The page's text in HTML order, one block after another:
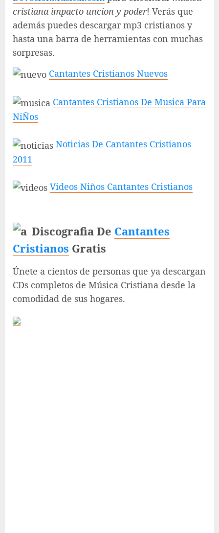
cristiana impacto uncion y poder! Verás que
además puedes descargar mp3 cristianos y
hasta una barra de herramientas con muchas
sorpresas.
Cantantes Cristianos Nuevos
Cantantes Cristianos De Musica Para
NiÑos
Noticias De Cantantes Cristianos
2011
Videos Niños Cantantes Cristianos
Discografia De Cantantes
Cristianos Gratis
Únete a cientos de personas que ya descargan
CDs completos de Música Cristiana desde la
comodidad de sus hogares.